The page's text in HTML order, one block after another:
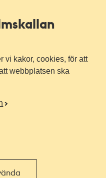
vi kakor, cookies, för att
webbplatsen ska